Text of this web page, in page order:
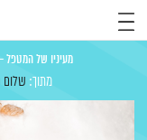
מעיניו של המטפל – 2 – התמודדות פנימית עם מצבים כאוטיים
מתוך: שלום